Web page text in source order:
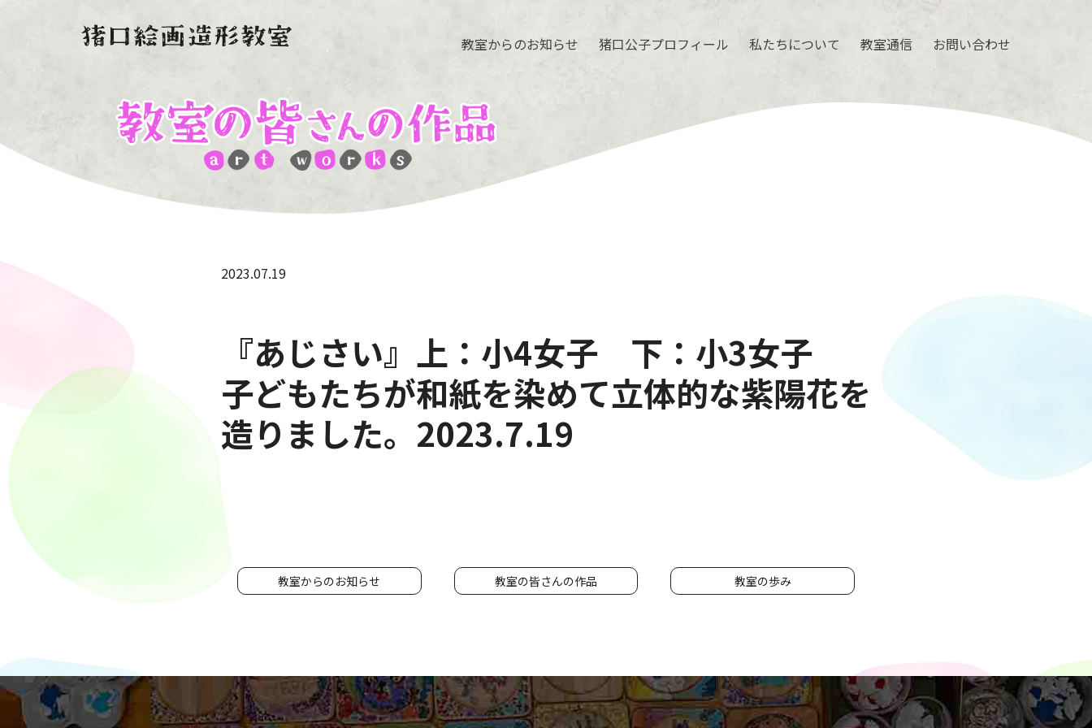
教室からのお知らせ 猪口公子プロフィール 私たちについて 教室通信 お問い合わせ
2023.07.19
『あじさい』上：小4女子 下：小3女子
子どもたちが和紙を染めて立体的な紫陽花を
造りました。2023.7.19
教室からのお知らせ 教室の皆さんの作品 教室の歩み